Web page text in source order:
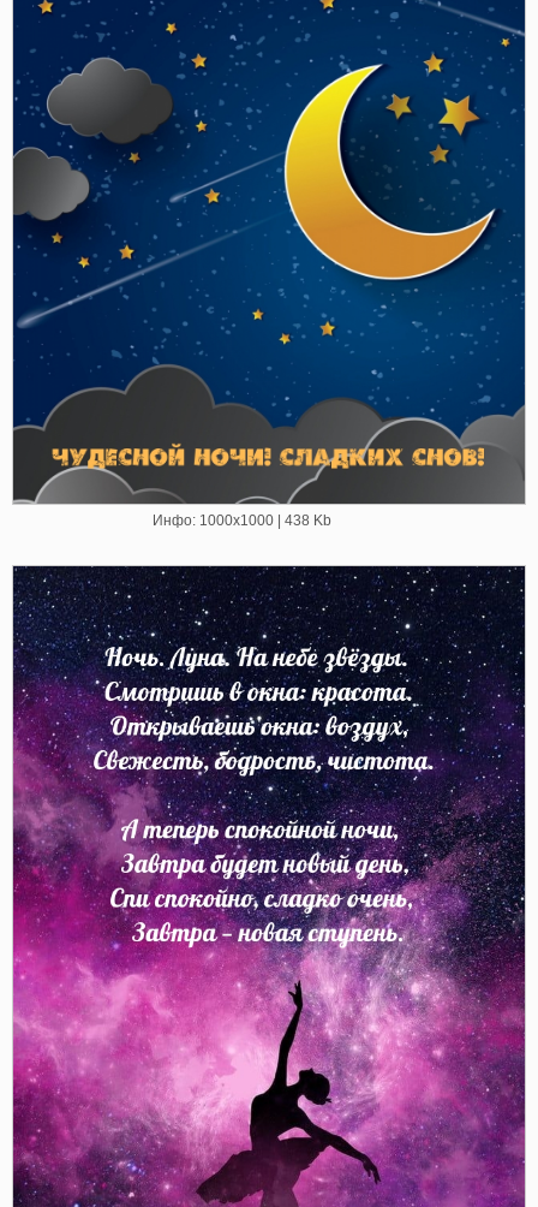
Инфо: 1000х1000 | 438 Kb